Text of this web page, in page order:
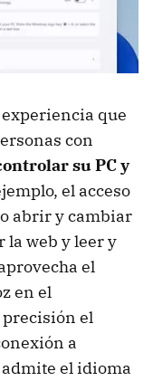
experiencia que
con
su PC y
el acceso
abrir y cambiar
la web y leer y
el
en el
el
a
el idioma